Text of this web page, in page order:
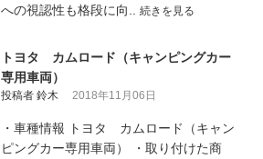
への視認性も格段に向.. 続きを見る
トヨタ カムロード（キャンピングカー
専用車両）
投稿者 鈴木 2018年11月06日
・車種情報 トヨタ カムロード（キャン
ピングカー専用車両） ・取り付けた商